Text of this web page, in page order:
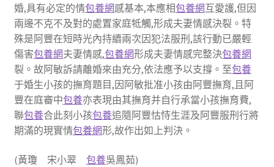
婚,具有必定的情包養網感基本,本應相包養網互愛護,但因
兩邊不克不及對的處置家庭牴觸,形成夫妻情感決裂。特
殊是阿豐在短時光內持續兩次因犯法服刑,該行動已嚴輕
傷害包養網夫妻情感,包養網形成夫妻情感完整決包養網
裂。故阿敏訴請離婚來由充分,依法應予以支撐。至包養
于婚生小孩的撫育題目,因阿敏批准小孩由阿豐撫育,且阿
豐在庭審中包養亦表現由其撫育并自行承當小孩撫育費,
聯包養合此刻小孩包養追隨阿豐怙恃生涯及阿豐服刑行將
期滿的現實情包養網形,故作出如上判決。
(黃瓊 宋小翠 包養吳鳳茹)